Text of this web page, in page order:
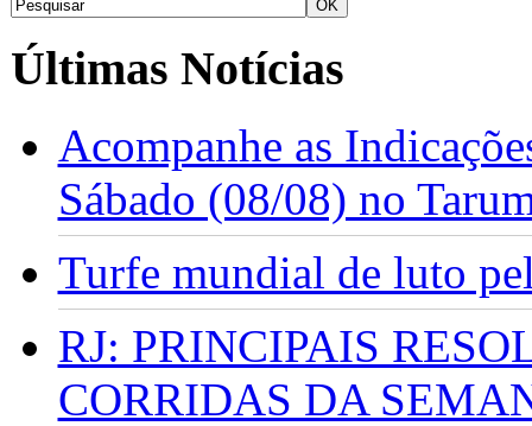
Últimas Notícias
Acompanhe as
Sábado (08/08) no
Turfe mundial de luto
RJ: PRINCIPAIS
CORRIDAS DA